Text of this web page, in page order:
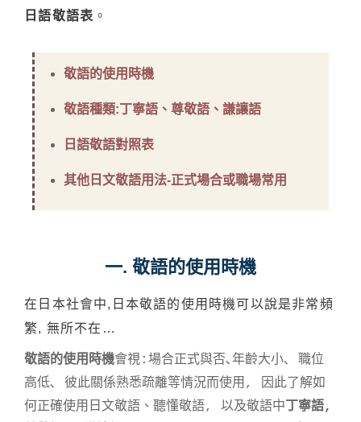
日語敬語表 。
敬語的使用時機
敬語種類:丁寧語、尊敬語、謙讓語
日語敬語對照表
其他日文敬語用法-正式場合或職場常用
一. 敬語的使用時機
在日本社會中,日本敬語的使用時機可以說是非常頻
繁, 無所不在…
敬語的使用時機會視:場合正式與否､年齡大小､ 職位
高低､ 彼此關係熟悉疏離等情況而使用, 因此了解如
何正確使用日文敬語、聽懂敬語, 以及敬語中 丁寧語,